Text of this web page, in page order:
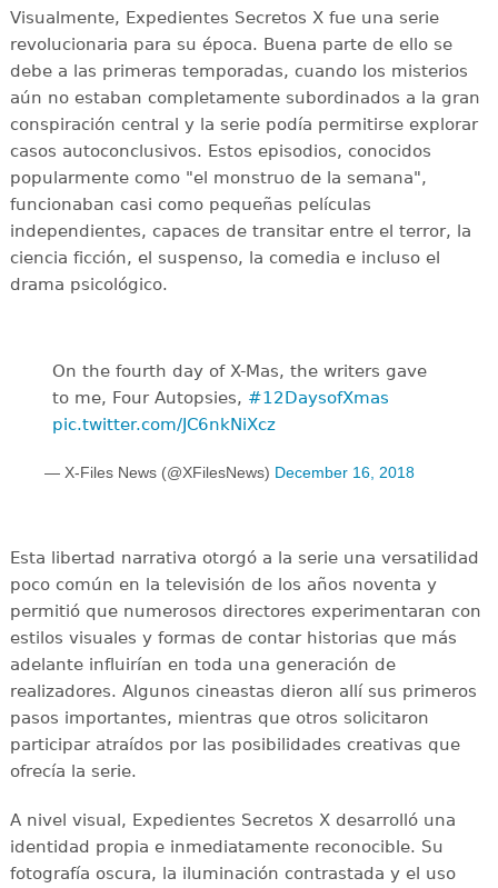
Visualmente, Expedientes Secretos X fue una serie
revolucionaria para su época. Buena parte de ello se
debe a las primeras temporadas, cuando los misterios
aún no estaban completamente subordinados a la gran
conspiración central y la serie podía permitirse explorar
casos autoconclusivos. Estos episodios, conocidos
popularmente como "el monstruo de la semana",
funcionaban casi como pequeñas películas
independientes, capaces de transitar entre el terror, la
ciencia ficción, el suspenso, la comedia e incluso el
drama psicológico.
On the fourth day of X-Mas, the writers gave
to me, Four Autopsies, #12DaysofXmas
pic.twitter.com/JC6nkNiXcz
— X-Files News (@XFilesNews) December 16, 2018
Esta libertad narrativa otorgó a la serie una versatilidad
poco común en la televisión de los años noventa y
permitió que numerosos directores experimentaran con
estilos visuales y formas de contar historias que más
adelante influirían en toda una generación de
realizadores. Algunos cineastas dieron allí sus primeros
pasos importantes, mientras que otros solicitaron
participar atraídos por las posibilidades creativas que
ofrecía la serie.
A nivel visual, Expedientes Secretos X desarrolló una
identidad propia e inmediatamente reconocible. Su
fotografía oscura, la iluminación contrastada y el uso